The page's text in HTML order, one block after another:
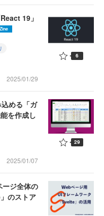
19」
2025/01/29
6
める「ガ
を作成し
2025/01/07
29
ージ全体の
のストア